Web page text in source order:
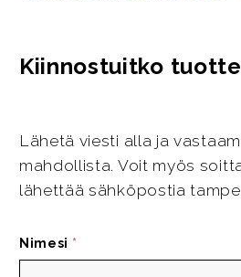
Kiinnostuitko
Lähetä viesti alla ja
mahdollista. Voit myös
lähettää sähköpostia
Nimesi *